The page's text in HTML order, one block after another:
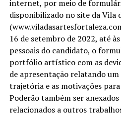
internet, por meio de
disponibilizado no site da Vila
16 de setembro de 2022, até
pessoais do candidato, o
portfólio artístico com as
de apresentação relatando
trajetória e as motivações
Poderão também ser
relacionados a outros